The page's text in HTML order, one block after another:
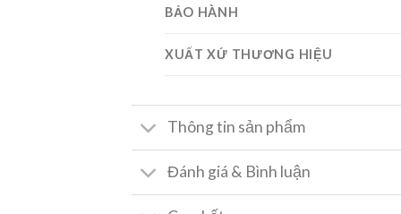
BẢO HÀNH
XUẤT XỨ THƯƠNG HIỆU
Thông tin sản phẩm
Đánh giá & Bình luận